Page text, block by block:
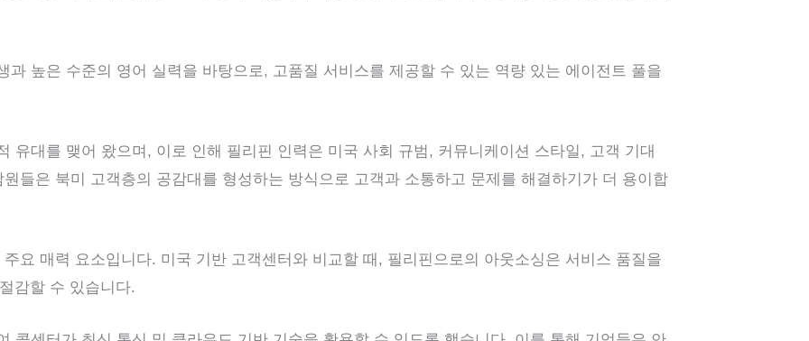
과 높은 수준의 영어 실력을 바탕으로, 고품질 서비스를 제공할 수 있는 역량 있는 에이전트 풀을
유대를 맺어 왔으며, 이로 인해 필리핀 인력은 미국 사회 규범, 커뮤니케이션 스타일, 고객 기대
들은 북미 고객층의 공감대를 형성하는 방식으로 고객과 소통하고 문제를 해결하기가 더 용이합
요 매력 요소입니다. 미국 기반 고객센터와 비교할 때, 필리핀으로의 아웃소싱은 서비스 품질을
감할 수 있습니다.